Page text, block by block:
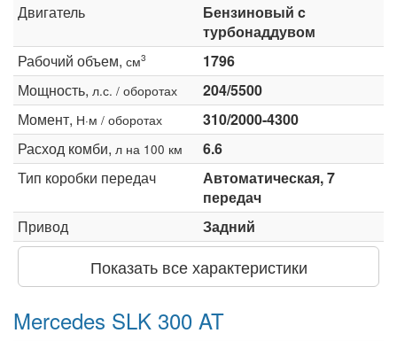
Двигатель
Бензиновый c
турбонаддувом
Рабочий объем, см3
1796
Мощность, л.с. / оборотах
204/5500
Момент, Н·м / оборотах
310/2000-4300
Расход комби, л на 100 км
6.6
Тип коробки передач
Автоматическая, 7
передач
Привод
Задний
Показать все характеристики
Mercedes SLK 300 AT